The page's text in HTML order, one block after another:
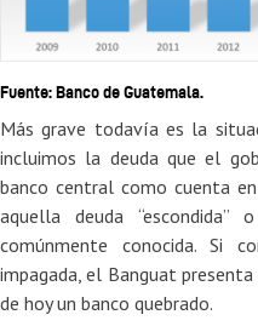
Fuente: Banco de Guatemala.
Más grave todavía es la
incluimos la deuda que el
banco central como cuenta
aquella deuda
comúnmente conocida. Si
impagada, el Banguat
de hoy un banco quebrado.